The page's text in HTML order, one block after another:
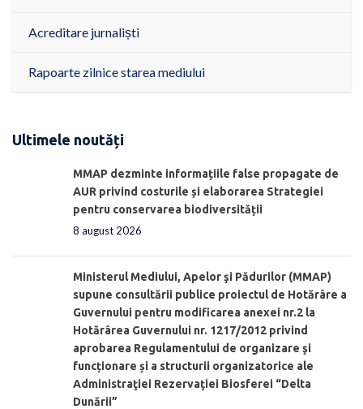
Acreditare jurnaliști
Rapoarte zilnice starea mediului
Ultimele noutăți
MMAP dezminte informațiile false propagate de
AUR privind costurile și elaborarea Strategiei
pentru conservarea biodiversității
8 august 2026
Ministerul Mediului, Apelor şi Pădurilor (MMAP)
supune consultării publice proiectul de Hotărâre a
Guvernului pentru modificarea anexei nr.2 la
Hotărârea Guvernului nr. 1217/2012 privind
aprobarea Regulamentului de organizare şi
funcționare și a structurii organizatorice ale
Administraţiei Rezervaţiei Biosferei “Delta
Dunării”